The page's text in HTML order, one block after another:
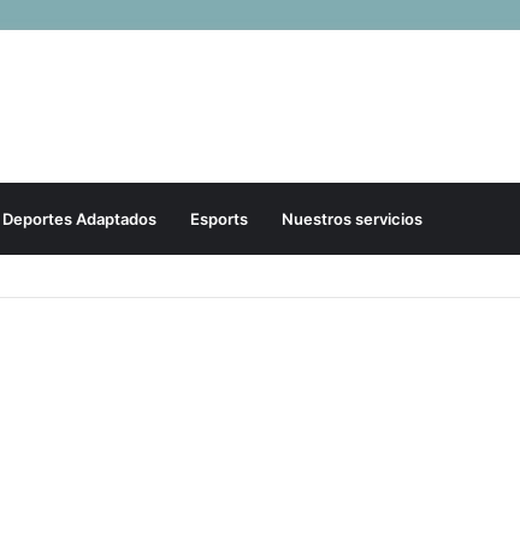
Deportes Adaptados Esports Nuestros servicios